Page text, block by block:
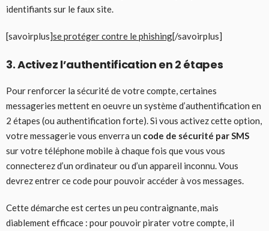
identifiants sur le faux site.
[savoirplus]se protéger contre le phishing[/savoirplus]
3. Activez l’authentification en 2 étapes
Pour renforcer la sécurité de votre compte, certaines
messageries mettent en oeuvre un système d’authentification en
2 étapes (ou authentification forte). Si vous activez cette option,
votre messagerie vous enverra un code de sécurité par SMS
sur votre téléphone mobile à chaque fois que vous vous
connecterez d’un ordinateur ou d’un appareil inconnu. Vous
devrez entrer ce code pour pouvoir accéder à vos messages.
Cette démarche est certes un peu contraignante, mais
diablement efficace : pour pouvoir pirater votre compte, il